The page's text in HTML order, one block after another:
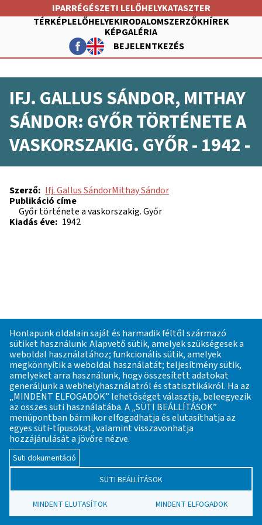
a
tartalomra
IPARRÉGÉSZETI LELŐHELYKATASZTER
FŐ
NAVIGÁCIÓ
TÉRKÉPLELŐHELYEKIRODALOMSZERZŐKHÍREK
KÉPGALÉRIA
FELHASZNÁLÓI
FIÓK
MENÜJE
BEJELENTKEZÉS
IFJ. GALLUS SÁNDOR, MITHAY
SÁNDOR: GYŐR TÖRTÉNETE A
VASKORSZAKIG. GYŐR - 1942 -
Szerző Ifj. Gallus SándorMithay Sándor
Publikáció címe
Győr története a vaskorszakig. Győr
Kiadás éve 1942
IPARRÉGÉSZETI LELŐHELYKATASZTER
AZ ŐSKORTÓL A 18. SZÁZADIG
Alapító főszerkesztő: Gömöri János, az MTA VEAB
Iparrégészeti és Archeometriai Munkabizottság korábbi
elnöke
Email:mta.veab.iparreg.archeometr@gmail.com
LÁBLÉC
HírekKapcsolat
The translation of Hungarian contents is being
implemented at the moment. Therefore, there are parts of
the website that are available only in Hungarian.
Honlapunk oldalain saját és harmadik féltől származó
sütiket használunk: Alapvető sütik, amelyek szükségesek a
weboldal használatához; funkcionális sütik, amelyek
megkönnyítik a weboldal használatát; teljesítmény sütik,
amelyeket arra használunk, hogy összesített adatokat
generáljunk a webhelyhasználatról és statisztikákról. Ha az
„MINDENT ELFOGADOK” lehetőséget választja, beleegyezik
az összes süti használatába. A „SÜTI BEÁLLÍTÁSOK”
menüpontban bármikor elfogadhatja és elutasíthatja az
egyes süti-típusokat, valamint visszavonhatja
hozzájárulását a jövőre nézve.
Süti dokumentáció
SÜTI BEÁLLÍTÁSOK
MINDENT ELUTASÍTOK MINDENT ELFOGADOK